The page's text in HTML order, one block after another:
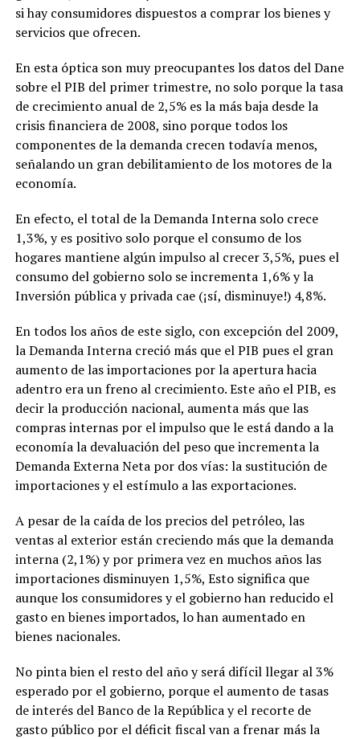
si hay consumidores dispuestos a comprar los bienes y
servicios que ofrecen.
En esta óptica son muy preocupantes los datos del Dane
sobre el PIB del primer trimestre, no solo porque la tasa
de crecimiento anual de 2,5% es la más baja desde la
crisis financiera de 2008, sino porque todos los
componentes de la demanda crecen todavía menos,
señalando un gran debilitamiento de los motores de la
economía.
En efecto, el total de la Demanda Interna solo crece
1,3%, y es positivo solo porque el consumo de los
hogares mantiene algún impulso al crecer 3,5%, pues el
consumo del gobierno solo se incrementa 1,6% y la
Inversión pública y privada cae (¡sí, disminuye!) 4,8%.
En todos los años de este siglo, con excepción del 2009,
la Demanda Interna creció más que el PIB pues el gran
aumento de las importaciones por la apertura hacia
adentro era un freno al crecimiento. Este año el PIB, es
decir la producción nacional, aumenta más que las
compras internas por el impulso que le está dando a la
economía la devaluación del peso que incrementa la
Demanda Externa Neta por dos vías: la sustitución de
importaciones y el estímulo a las exportaciones.
A pesar de la caída de los precios del petróleo, las
ventas al exterior están creciendo más que la demanda
interna (2,1%) y por primera vez en muchos años las
importaciones disminuyen 1,5%, Esto significa que
aunque los consumidores y el gobierno han reducido el
gasto en bienes importados, lo han aumentado en
bienes nacionales.
No pinta bien el resto del año y será difícil llegar al 3%
esperado por el gobierno, porque el aumento de tasas
de interés del Banco de la República y el recorte de
gasto público por el déficit fiscal van a frenar más la